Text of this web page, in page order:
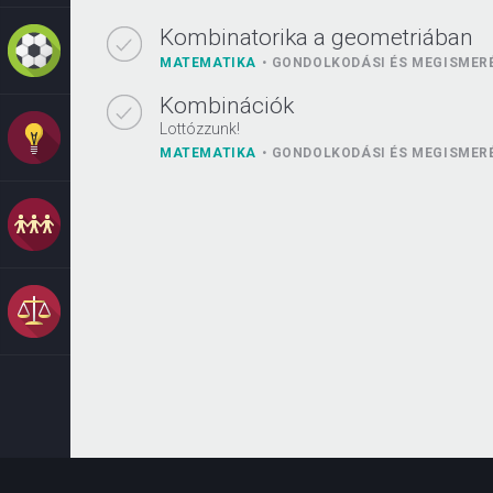
Kombinatorika a geometriában
MATEMATIKA GONDOLKODÁSI ÉS
Kombinációk
Lottózzunk!
MATEMATIKA GONDOLKODÁSI ÉS